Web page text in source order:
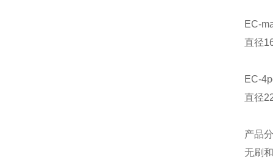
EC-
直径
EC-
直径
产品
无刷